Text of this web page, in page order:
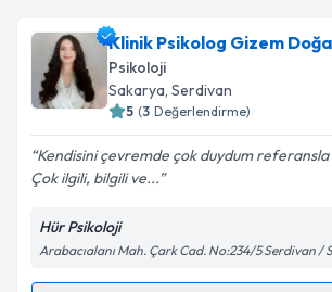
Klinik Psikolog Gizem
Psikoloji
Sakarya, Serdivan
5 (3 Değerlendirme)
Kendisini çevremde çok duydum
Çok ilgili, bilgili ve...
Hür Psikoloji
Arabacıalanı Mah. Çark Cad. No:234/5 Serdivan /